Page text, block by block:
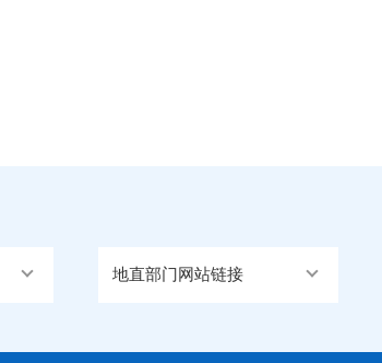
地直部门网站链接